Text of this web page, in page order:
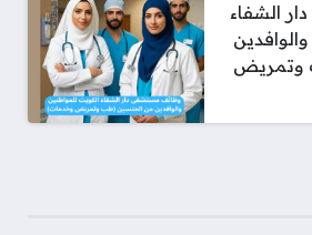
الشفاء
وتمريض